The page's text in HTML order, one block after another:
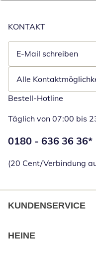
KONTAKT
E-Mail schreiben
Öffnet E-Mail-Client
Alle
Bestell-Hotline
Täglich von 07:00 bis
Telefonnummer:
0180 - 636 36 36*
(20 Cent/Verbindung
KUNDENSERVICE
HEINE